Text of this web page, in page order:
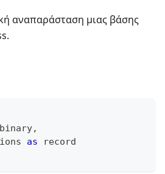
αναπαράσταση μιας βάσης
binary,
as
record